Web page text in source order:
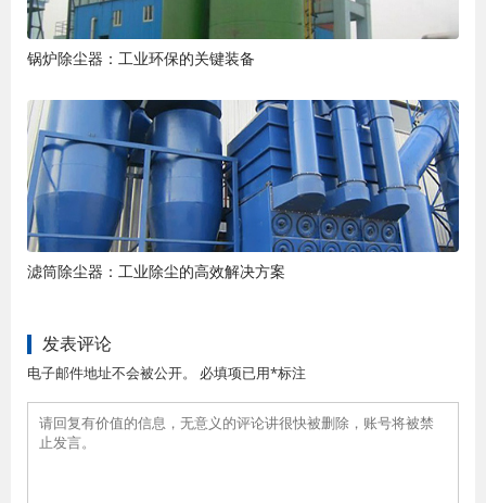
锅炉除尘器：工业环保的关键装备
滤筒除尘器：工业除尘的高效解决方案
发表评论
电子邮件地址不会被公开。 必填项已用*标注